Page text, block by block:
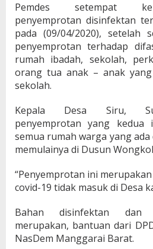
Pemdes setempat
penyemprotan disinfektan
pada (09/04/2020), setelah
penyemprotan terhadap
rumah ibadah, sekolah,
orang tua anak – anak
sekolah.
Kepala Desa Siru,
penyemprotan yang kedua
semua rumah warga yang ada
memulainya di Dusun
“Penyemprotan ini
covid-19 tidak masuk di Desa
Bahan disinfektan dan
merupakan, bantuan dari
NasDem Manggarai Barat.